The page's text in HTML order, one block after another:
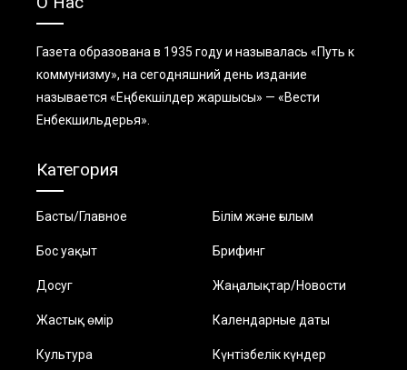
Газета образована в 1935 году и называлась «Путь к
коммунизму», на сегодняшний день издание
называется «Еңбекшiлдер жаршысы» — «Вести
Енбекшильдерья».
Категория
Басты/Главное Білім және ғылым
Бос уақыт Брифинг
Досуг Жаңалықтар/Новости
Жастық өмір Календарные даты
Культура Күнтізбелік күндер